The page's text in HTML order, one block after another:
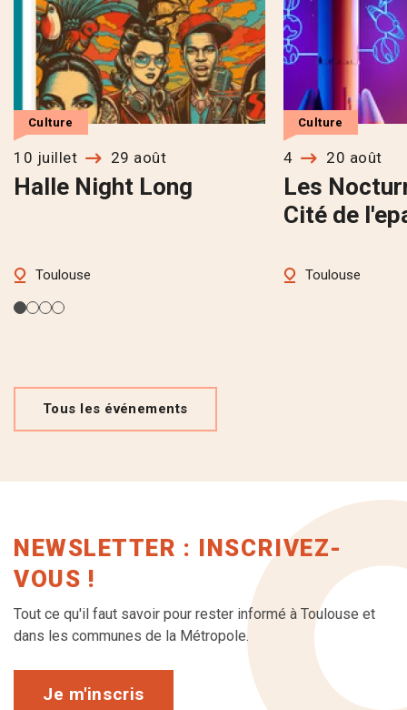
Halle Night Long
Culture
10 juillet 29 août
Toulouse
Les
Cité de
Culture
4 20 août
Toulouse
Tous les événements
NEWSLETTER : INSCRIVEZ-
VOUS !
Tout ce qu'il faut savoir pour rester informé à Toulouse et
dans les communes de la Métropole.
Je m'inscris